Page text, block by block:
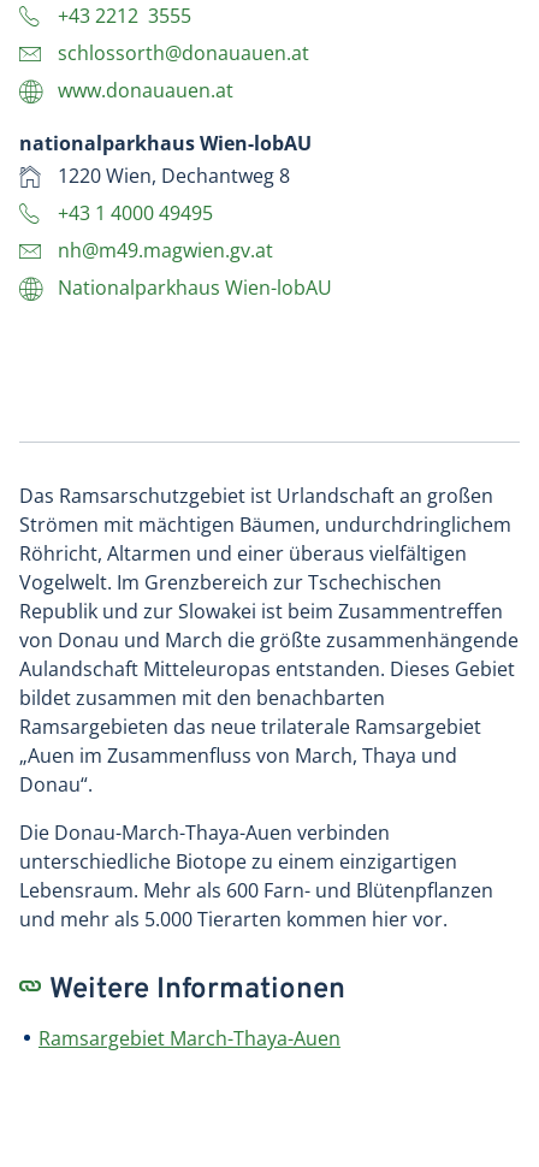
+43 2212 3555
schlossorth@donauauen.at
www.donauauen.at
nationalparkhaus Wien-lobAU
1220 Wien, Dechantweg 8
+43 1 4000 49495
nh@m49.magwien.gv.at
Nationalparkhaus Wien-lobAU
Das Ramsarschutzgebiet ist Urlandschaft an großen
Strömen mit mächtigen Bäumen, undurchdringlichem
Röhricht, Altarmen und einer überaus vielfältigen
Vogelwelt. Im Grenzbereich zur Tschechischen
Republik und zur Slowakei ist beim Zusammentreffen
von Donau und March die größte zusammenhängende
Aulandschaft Mitteleuropas entstanden. Dieses Gebiet
bildet zusammen mit den benachbarten
Ramsargebieten das neue trilaterale Ramsargebiet
„Auen im Zusammenfluss von March, Thaya und
Donau“.
Die Donau-March-Thaya-Auen verbinden
unterschiedliche Biotope zu einem einzigartigen
Lebensraum. Mehr als 600 Farn- und Blütenpflanzen
und mehr als 5.000 Tierarten kommen hier vor.
Weitere Informationen
Ramsargebiet March-Thaya-Auen